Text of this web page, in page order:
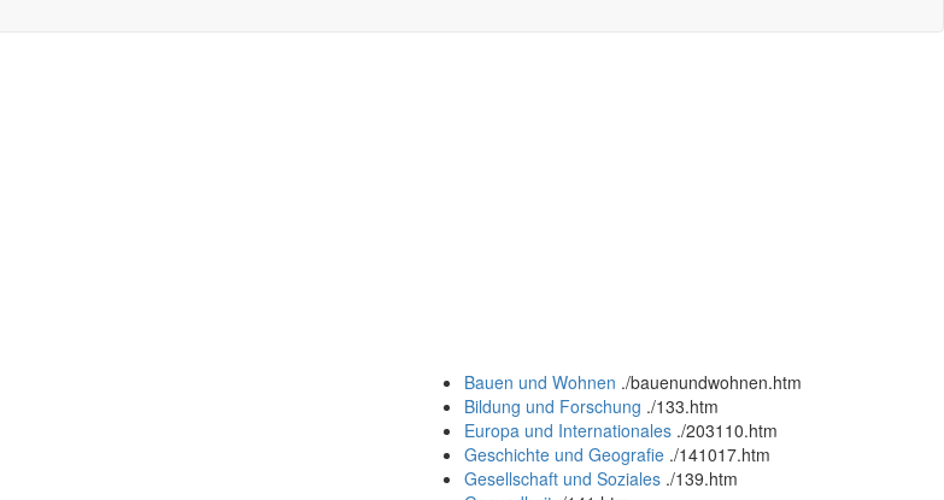
Bauen und Wohnen ./bauenundwohnen.htm
Bildung und Forschung ./133.htm
Europa und Internationales ./203110.htm
Geschichte und Geografie ./141017.htm
Gesellschaft und Soziales ./139.htm